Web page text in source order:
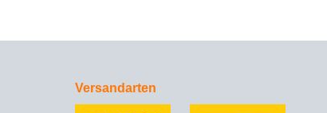
Versandarten